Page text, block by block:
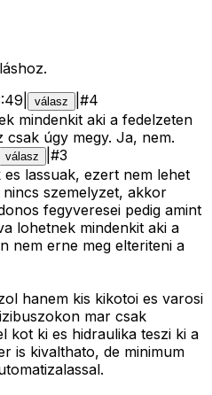
válasz #4
mindenkit aki a fedelzeten
úgy megy. Ja, nem.
válasz #3
lassuak, ezert nem lehet
szemelyzet, akkor
fegyveresei pedig amint
lohetnek mindenkit aki a
nem erne meg elteriteni a
hanem kis kikotoi es varosi
mar csak
kot ki es hidraulika teszi ki a
is kivalthato, de minimum